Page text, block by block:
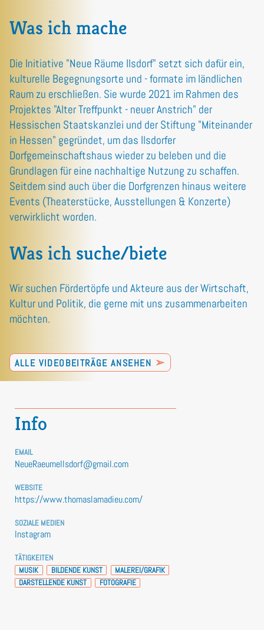
Was ich mache
Die Initiative "Neue Räume Ilsdorf" setzt sich dafür ein,
kulturelle Begegnungsorte und - formate im ländlichen
Raum zu erschließen. Sie wurde 2021 im Rahmen des
Projektes "Alter Treffpunkt - neuer Anstrich" der
Hessischen Staatskanzlei und der Stiftung "Miteinander
in Hessen" gegründet, um das Ilsdorfer
Dorfgemeinschaftshaus wieder zu beleben und die
Grundlagen für eine nachhaltige Nutzung zu schaffen.
Seitdem sind auch über die Dorfgrenzen hinaus weitere
Events (Theaterstücke, Ausstellungen & Konzerte)
verwirklicht worden.
Was ich suche/biete
Wir suchen Fördertöpfe und Akteure aus der Wirtschaft,
Kultur und Politik, die gerne mit uns zusammenarbeiten
möchten.
ALLE VIDEOBEITRÄGE ANSEHEN ➢
Info
EMAIL
NeueRaeumeIlsdorf@gmail.com
WEBSITE
https://www.thomaslamadieu.com/
SOZIALE MEDIEN
Instagram
TÄTIGKEITEN
MUSIK
BILDENDE KUNST
MALEREI/GRAFIK
DARSTELLENDE KUNST
FOTOGRAFIE